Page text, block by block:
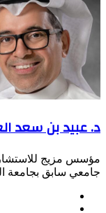
د. عبيد بن سعد
مؤسس مزيج
جامعي سابق بجامعة